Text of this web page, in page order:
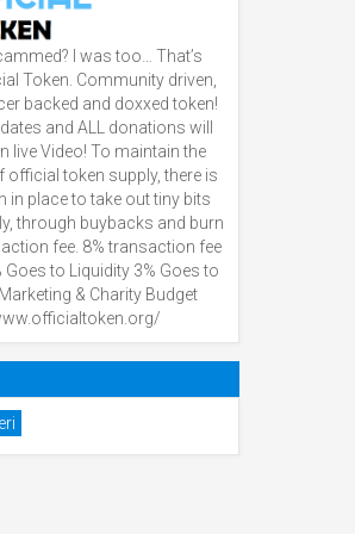
I was too… That’s
Token. Community driven,
backed and doxxed token!
and ALL donations will
live Video! To maintain the
official token supply, there is
in place to take out tiny bits
through buybacks and burn
fee. 8% transaction fee
Goes to Liquidity 3% Goes to
& Charity Budget